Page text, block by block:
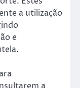
a utilização
e